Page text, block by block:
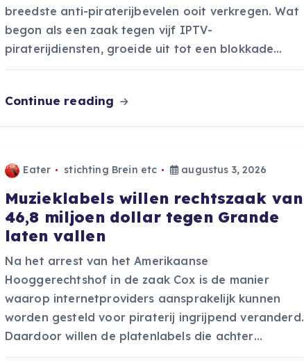
breedste anti-piraterijbevelen ooit verkregen. Wat
begon als een zaak tegen vijf IPTV-
piraterijdiensten, groeide uit tot een blokkade…
Continue reading
Eater stichting Brein etc augustus 3, 2026
Muzieklabels willen rechtszaak van
46,8 miljoen dollar tegen Grande
laten vallen
Na het arrest van het Amerikaanse
Hooggerechtshof in de zaak Cox is de manier
waarop internetproviders aansprakelijk kunnen
worden gesteld voor piraterij ingrijpend veranderd.
Daardoor willen de platenlabels die achter…